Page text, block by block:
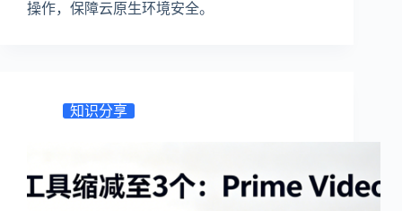
操作，保障云原生环境安全。
知识分享